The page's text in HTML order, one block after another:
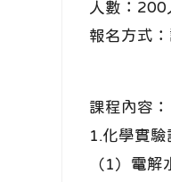
人數：
報名方式
課程內容：
1.化學實驗
（1）電